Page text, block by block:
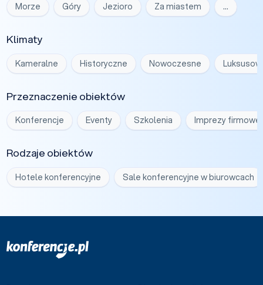
Morze Góry Jezioro Za miastem …
Klimaty
Kameralne Historyczne Nowoczesne
Przeznaczenie obiektów
Konferencje Eventy Szkolenia Imprezy firmowe
Rodzaje obiektów
Hotele konferencyjne Sale konferencyjne w biurowcach